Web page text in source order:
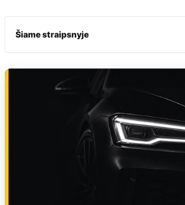
Šiame straipsnyje